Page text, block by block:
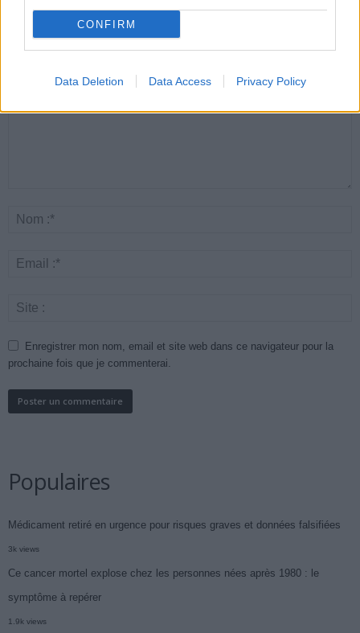
CONFIRM
Data Deletion Data Access Privacy Policy
LAISSER UN COMMENTAIRE
Enregistrer mon nom, email et site web dans ce navigateur pour la
prochaine fois que je commenterai.
Populaires
Médicament retiré en urgence pour risques graves et données falsifiées
3k views
Ce cancer mortel explose chez les personnes nées après 1980 : le
symptôme à repérer
1.9k views